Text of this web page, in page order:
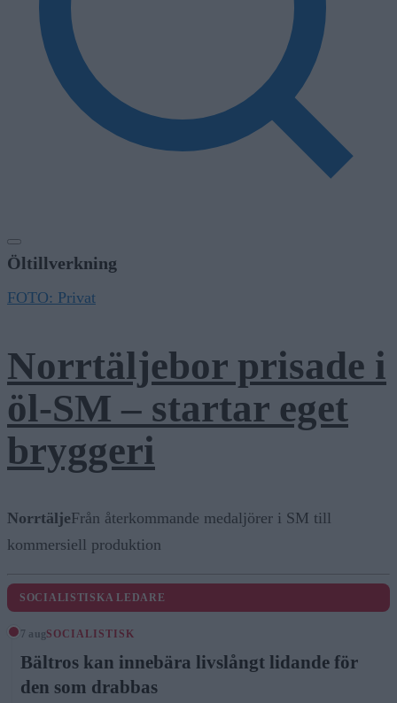
Öltillverkning
FOTO: Privat
Norrtäljebor prisade i
öl-SM – startar eget
bryggeri
NorrtäljeFrån återkommande medaljörer i SM till
kommersiell produktion
SOCIALISTISKA LEDARE
7 augSOCIALISTISK
Bältros kan innebära livslångt lidande för
den som drabbas